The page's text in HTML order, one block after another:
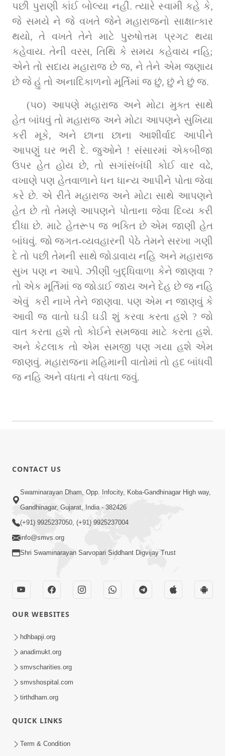
પછી પુરાણી કાંઈ બોલ્યા નહીં. ત્યારે સ્વામી કહે કે,
જે સમયે ને જે વખતે જેને મહારાજનો સાક્ષાત્કાર
થયો, તે વખતે તેને માટે પુરુષોત્તમ પ્રગટ થયા
કહેવાય. તેની વરસ, તિથિ કે સમય કહેવાય નહિ;
એને તો સદાય મહારાજ છે જ, ને તેને એમ જણાય
છે જે હું તો અનાદિકાળનો મૂર્તિમાં જ છું, છું ને છું જ.
(૫૦) આપણે મહારાજ અને મોટા મુક્ત સાથે
હેત બાંધવું તો મહારાજ અને મોટા આપણને સુખિયા
કરી મૂકે, અને છાના છાના આશીર્વાદ આપીને
આપણું ઘર ભરી દે. જુઓને ! સંસારમાં એકબીજા
ઉપર હેત હોય છે, તો સગાંસંબંધી કોઈ વાર વઢે,
વખાણે પણ હેતવાળાને ધન ધાન્ય આપીને પોતા જેવા
કરે છે. એ રીતે મહારાજ અને મોટા સાથે આપણને
હેત છે તો તેમણે આપણને પોતાના જેવા દિવ્ય કરી
દીધા છે. માટે હેતરૂપ જ ભક્તિ છે એમ જાણી હેત
બાંધવું. જો જગત-વ્યવહારની પેઠે તેમને સરખા ગણી
દે તો પછી તેમની સાથે જોડાવાય નહિ અને મહારાજ
સુખ પણ ન આપે. ઝીણી બુદ્ધિવાળા કેને જાણવા ?
તો એક મૂર્તિમાં જ જોડાઈ જાય અને દેહ છે જ નહિ
એવું  કરી નાખે તેને જાણવા. પણ એમ ન જાણવું કે
આવી જ વાતો ઘડી ઘડી શું કરવા કરતા હશે ? જો
વાત કરતા હશે તો કોઈને સમજવા માટે કરતા હશે.
અને કેટલાક તો એમ સમજી પણ ગયા હશે એમ
જાણવું. મહારાજના મહિમાની વાતોમાં તો હદ બાંધવી
જ નહિ અને વધતા ને વધતા જવું.
CONTACT US
Swaminarayan Dham, Opp. Infocity, Koba-Gandhinagar High way,
Gandhinagar, Gujarat, India - 382426
(+91) 9925237050, (+91) 9925237004
info@smvs.org
Shri Swaminarayan Sarvopari Siddhant Digvijay Trust
OUR WEBSITES
hdhbapji.org
anadimukt.org
smvscharities.org
smvshospital.com
tirthdham.org
QUICK LINKS
Term & Condition